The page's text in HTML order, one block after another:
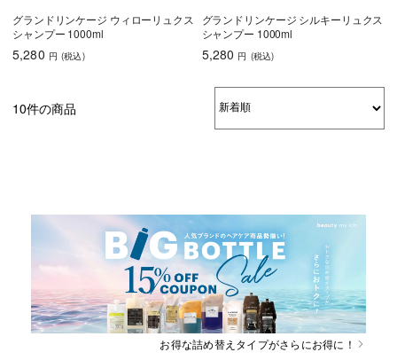
グランドリンケージ ウィローリュクス
シャンプー 1000ml
5,280 円 (税込)
グランドリンケージ シルキーリュクス
シャンプー 1000ml
5,280 円 (税込)
10件の商品
お得な詰め替えタイプがさらにお得に！